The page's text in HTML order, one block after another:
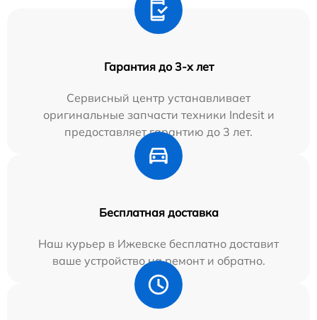
Гарантия до 3-х лет
Сервисный центр устанавливает
оригинальные запчасти техники Indesit и
предоставляет гарантию до 3 лет.
Бесплатная доставка
Наш курьер в Ижевске бесплатно доставит
ваше устройство на ремонт и обратно.